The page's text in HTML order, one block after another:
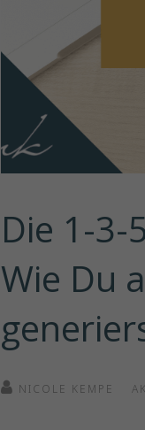
Die 1-3-
Wie Du
NICOLE KEMPE